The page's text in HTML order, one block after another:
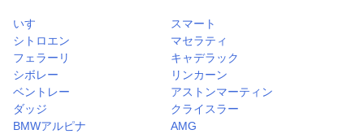
いすゞ
スマート
シトロエン
マセラティ
フェラーリ
キャデラック
シボレー
リンカーン
ベントレー
アストンマーティン
ダッジ
クライスラー
BMWアルピナ
AMG